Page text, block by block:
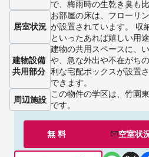
で、梅雨時の生乾き臭も
居室状況
お部屋の床は、フローリ
が設置されています。 収
といったあれば嬉しい用
建物設備
共用部分
建物の共用スペースに、
や、急な外出や不在がち
利な宅配ボックスが設置
できます。
周辺施設
この物件の学区は、竹園
です。
無 料 空室状